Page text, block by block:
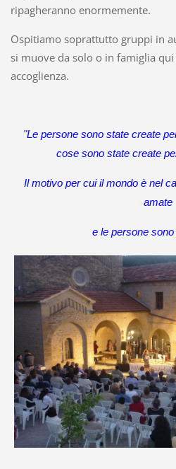
ripagheranno enormemente.
Ospitiamo soprattutto gruppi in
si muove da solo o in famiglia
accoglienza.
"Le persone sono state create
cose sono state create
Il motivo per cui il mondo è nel
amate
e le persone